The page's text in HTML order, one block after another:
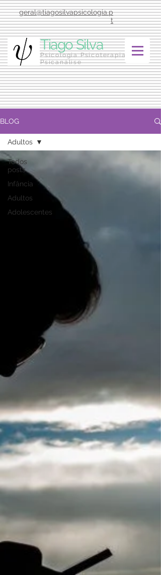
geral@tiagosilvapsicologia.p
t
Tiago Silva
Psicologia Psicoterapia
Psicanálise
BLOG
Todos
posts
Infância
Adultos
Adolescentes
Adultos